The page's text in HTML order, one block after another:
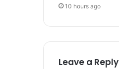
10 hours ago
Leave a Reply